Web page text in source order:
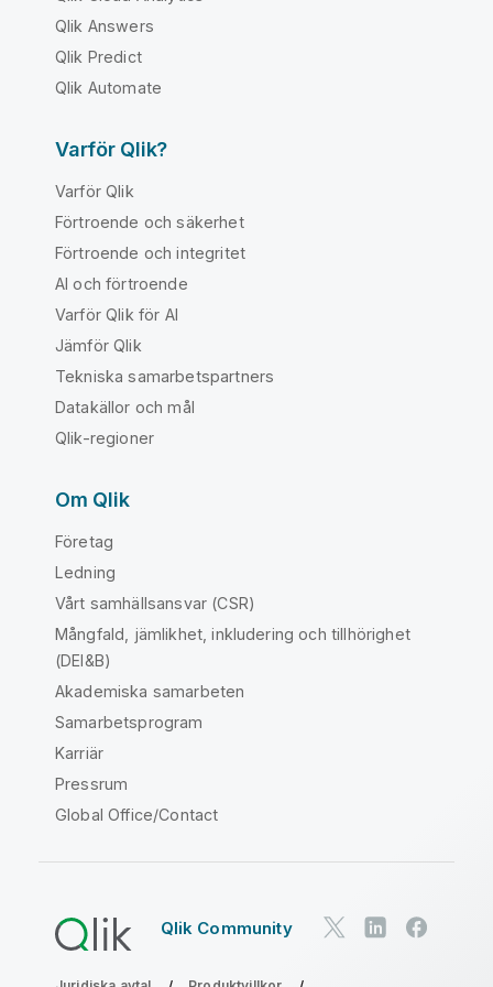
Qlik Answers
Qlik Predict
Qlik Automate
Varför Qlik?
Varför Qlik
Förtroende och säkerhet
Förtroende och integritet
AI och förtroende
Varför Qlik för AI
Jämför Qlik
Tekniska samarbetspartners
Datakällor och mål
Qlik-regioner
Om Qlik
Företag
Ledning
Vårt samhällsansvar (CSR)
Mångfald, jämlikhet, inkludering och tillhörighet
(DEI&B)
Akademiska samarbeten
Samarbetsprogram
Karriär
Pressrum
Global Office/Contact
Qlik Community